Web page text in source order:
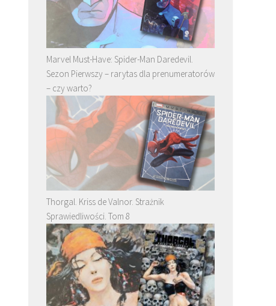
Marvel Must-Have: Spider-Man Daredevil.
Sezon Pierwszy – rarytas dla prenumeratorów
– czy warto?
Thorgal. Kriss de Valnor. Strażnik
Sprawiedliwości. Tom 8